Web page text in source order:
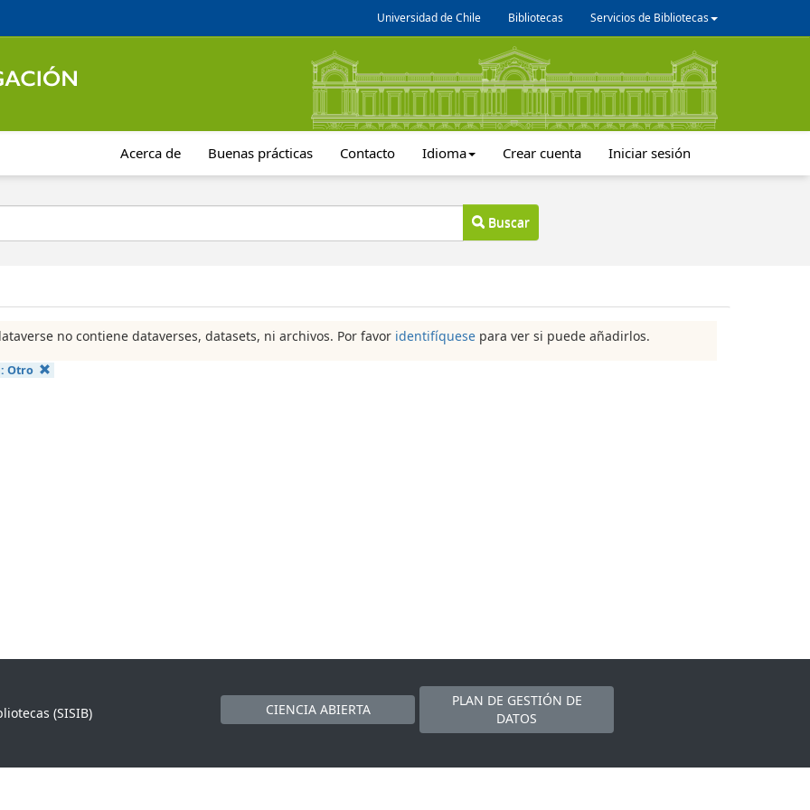
Universidad de Chile Bibliotecas Servicios de Bibliotecas
Acerca de Buenas prácticas Contacto Idioma Crear cuenta Iniciar sesión
Buscar
no contiene dataverses, datasets, ni archivos. Por favor identifíquese para ver si puede añadirlos.
Otro
(SISIB)
CIENCIA ABIERTA
PLAN DE GESTIÓN DE
DATOS